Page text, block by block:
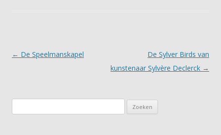
Post navigation
← De Speelmanskapel
De Sylver Birds van
kunstenaar Sylvère Declerck →
naar: